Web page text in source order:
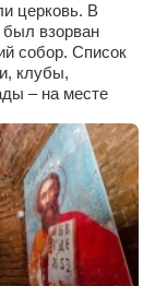
церковь. В
был взорван
собор. Список
клубы,
– на месте